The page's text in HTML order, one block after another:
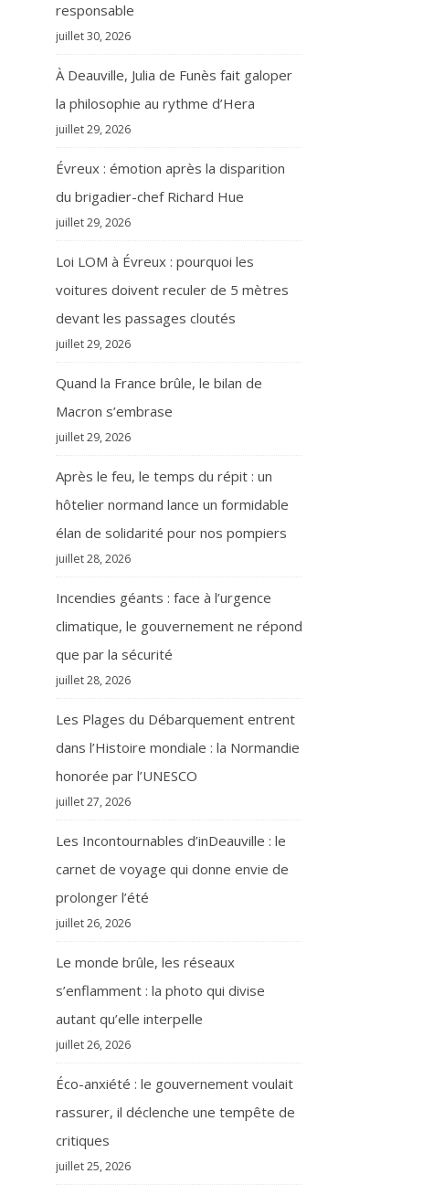
responsable
juillet 30, 2026
À Deauville, Julia de Funès fait galoper
la philosophie au rythme d’Hera
juillet 29, 2026
Évreux : émotion après la disparition
du brigadier-chef Richard Hue
juillet 29, 2026
Loi LOM à Évreux : pourquoi les
voitures doivent reculer de 5 mètres
devant les passages cloutés
juillet 29, 2026
Quand la France brûle, le bilan de
Macron s’embrase
juillet 29, 2026
Après le feu, le temps du répit : un
hôtelier normand lance un formidable
élan de solidarité pour nos pompiers
juillet 28, 2026
Incendies géants : face à l’urgence
climatique, le gouvernement ne répond
que par la sécurité
juillet 28, 2026
Les Plages du Débarquement entrent
dans l’Histoire mondiale : la Normandie
honorée par l’UNESCO
juillet 27, 2026
Les Incontournables d’inDeauville : le
carnet de voyage qui donne envie de
prolonger l’été
juillet 26, 2026
Le monde brûle, les réseaux
s’enflamment : la photo qui divise
autant qu’elle interpelle
juillet 26, 2026
Éco-anxiété : le gouvernement voulait
rassurer, il déclenche une tempête de
critiques
juillet 25, 2026